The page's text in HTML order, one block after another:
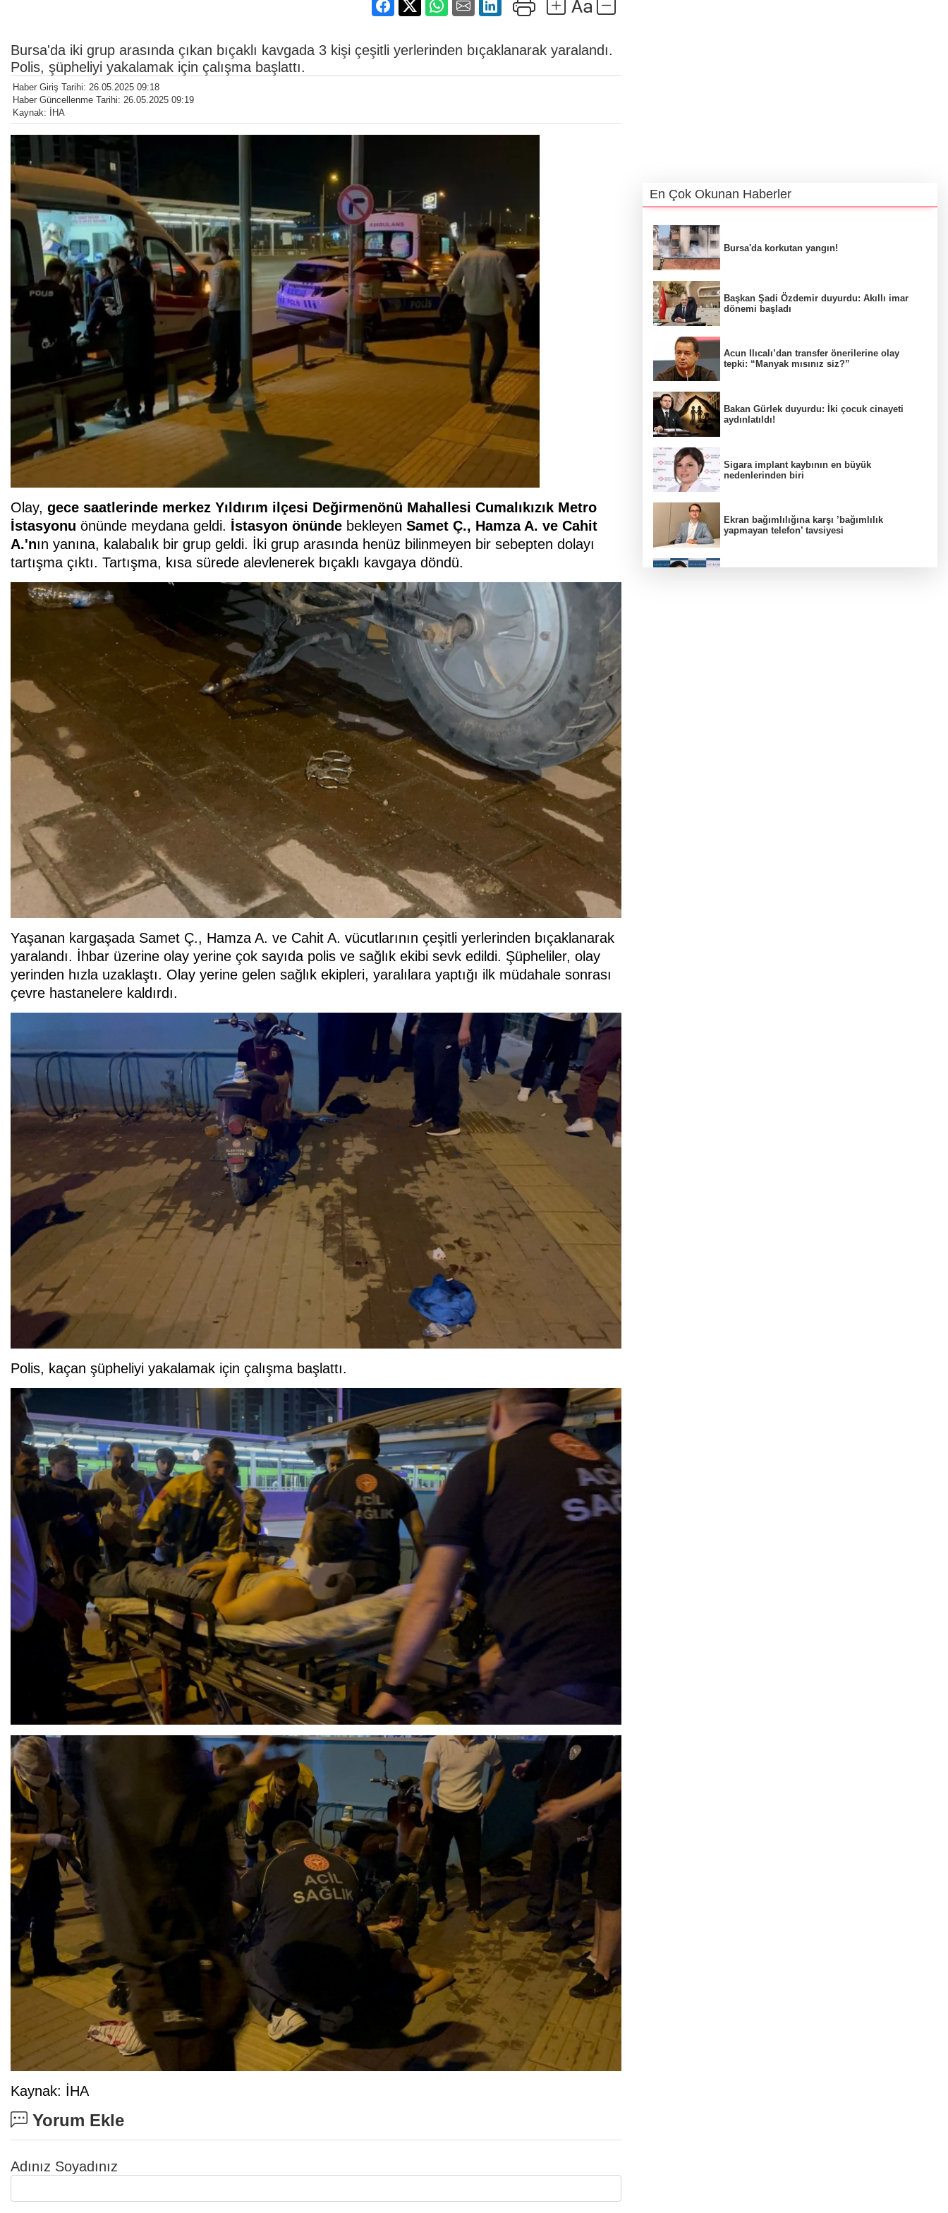
Bursa'da iki grup arasında çıkan bıçaklı kavgada 3 kişi çeşitli yerlerinden bıçaklanarak yaralandı.
Polis, şüpheliyi yakalamak için çalışma başlattı.
Haber Giriş Tarihi: 26.05.2025 09:18
Haber Güncellenme Tarihi: 26.05.2025 09:19
Kaynak: İHA
Olay, gece saatlerinde merkez Yıldırım ilçesi Değirmenönü Mahallesi Cumalıkızık Metro
İstasyonu önünde meydana geldi. İstasyon önünde bekleyen Samet Ç., Hamza A. ve Cahit
A.'nın yanına, kalabalık bir grup geldi. İki grup arasında henüz bilinmeyen bir sebepten dolayı
tartışma çıktı. Tartışma, kısa sürede alevlenerek bıçaklı kavgaya döndü.
Yaşanan kargaşada Samet Ç., Hamza A. ve Cahit A. vücutlarının çeşitli yerlerinden bıçaklanarak
yaralandı. İhbar üzerine olay yerine çok sayıda polis ve sağlık ekibi sevk edildi. Şüpheliler, olay
yerinden hızla uzaklaştı. Olay yerine gelen sağlık ekipleri, yaralılara yaptığı ilk müdahale sonrası
çevre hastanelere kaldırdı.
Polis, kaçan şüpheliyi yakalamak için çalışma başlattı.
Kaynak: İHA
Yorum Ekle
Adınız Soyadınız
En Çok Okunan Haberler
Bursa'da korkutan yangın!
Başkan Şadi Özdemir duyurdu: Akıllı imar
dönemi başladı
Acun Ilıcalı’dan transfer önerilerine olay
tepki: “Manyak mısınız siz?”
Bakan Gürlek duyurdu: İki çocuk cinayeti
aydınlatıldı!
Sigara implant kaybının en büyük
nedenlerinden biri
Ekran bağımlılığına karşı ’bağımlılık
yapmayan telefon’ tavsiyesi